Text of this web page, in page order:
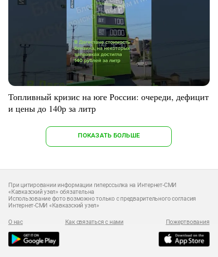
Топливный кризис на юге России: очереди, дефицит
и цены до 140р за литр
ПОКАЗАТЬ БОЛЬШЕ
При цитировании информации гиперссылка на Интернет-СМИ
«Кавказский узел» обязательна
Использование фото возможно только с предварительного согласия
Интернет-СМИ «Кавказский узел»
О нас Как связаться с нами Пожертвования